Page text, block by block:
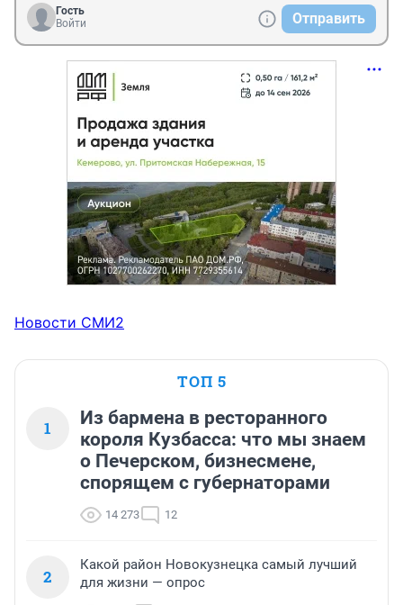
Гость
Войти
Отправить
Новости СМИ2
ТОП 5
1
Из бармена в ресторанного
короля Кузбасса: что мы знаем
о Печерском, бизнесмене,
спорящем с губернаторами
14 273 12
2
Какой район Новокузнецка самый лучший
для жизни — опрос